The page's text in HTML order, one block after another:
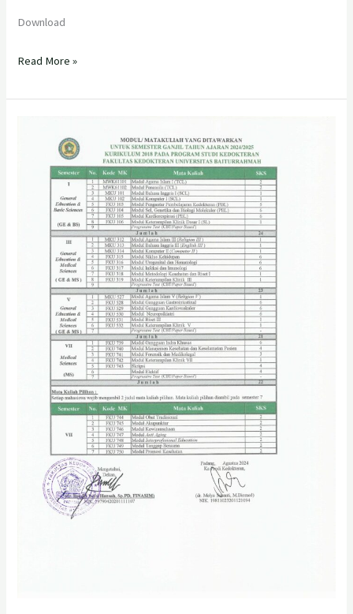
Download
Read More »
Tawarkan
Semester
2024/2025
Fakultas
Kedokteran